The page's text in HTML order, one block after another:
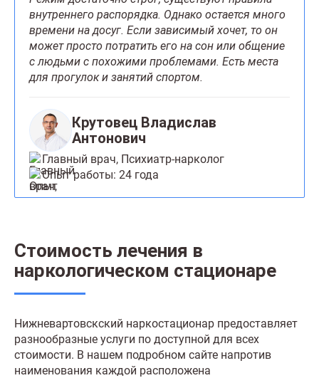
внутреннего распорядка. Однако остается много
времени на досуг. Если зависимый хочет, то он
может просто потратить его на сон или общение
с людьми с похожими проблемами. Есть места
для прогулок и занятий спортом.
Крутовец Владислав
Антонович
Главный врач, Психиатр-нарколог
Опыт работы: 24 года
Стоимость лечения в
наркологическом стационаре
Нижневартовскский наркостационар предоставляет
разнообразные услуги по доступной для всех
стоимости. В нашем подробном сайте напротив
наименования каждой расположена